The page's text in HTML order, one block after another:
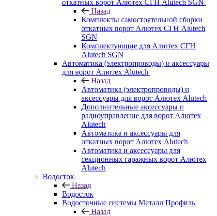
откатных ворот Алютех СГН Alutech SGN
Назад
Комплекты самостоятельной сборки
откатных ворот Алютех СГН Alutech
SGN
Комплектующие для Алютех СГН
Alutech SGN
Автоматика (электропроводы) и аксессуары
для ворот Алютех Alutech
Назад
Автоматика (электропроводы) и
аксессуары для ворот Алютех Alutech
Дополнительные аксессуары и
радиоуправление для ворот Алютех
Alutech
Автоматика и аксессуары для
откатных ворот Алютех Alutech
Автоматика и аксессуары для
секционных гаражных ворот Алютех
Alutech
Водосток
Назад
Водосток
Водосточные системы Металл Профиль
Назад